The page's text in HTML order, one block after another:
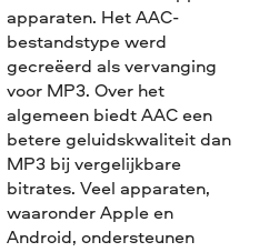
apparaten. Het AAC-
bestandstype werd
gecreëerd als vervanging
voor MP3. Over het
algemeen biedt AAC een
betere geluidskwaliteit dan
MP3 bij vergelijkbare
bitrates. Veel apparaten,
waaronder Apple en
Android, ondersteunen